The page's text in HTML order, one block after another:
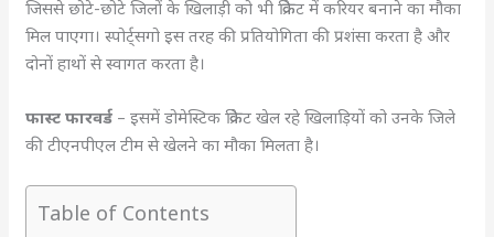
जिससे छोटे-छोटे जिलों के खिलाड़ी को भी क्रिकेट में करियर बनाने का मौका
मिल पाएगा। स्पोर्ट्सगो इस तरह की प्रतियोगिता की प्रशंसा करता है और
दोनों हाथों से स्वागत करता है।
फास्ट फारवर्ड – इसमें डोमेस्टिक क्रिकेट खेल रहे खिलाड़ियों को उनके जिले
की टीएनपीएल टीम से खेलने का मौका मिलता है।
Table of Contents